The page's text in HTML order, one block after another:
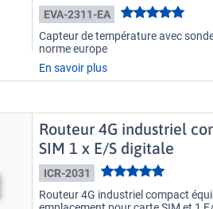
EVA-2311-EA
Capteur de température avec
norme europe
En savoir plus
Routeur 4G industriel
SIM 1 x E/S digitale
ICR-2031
Routeur 4G industriel compact